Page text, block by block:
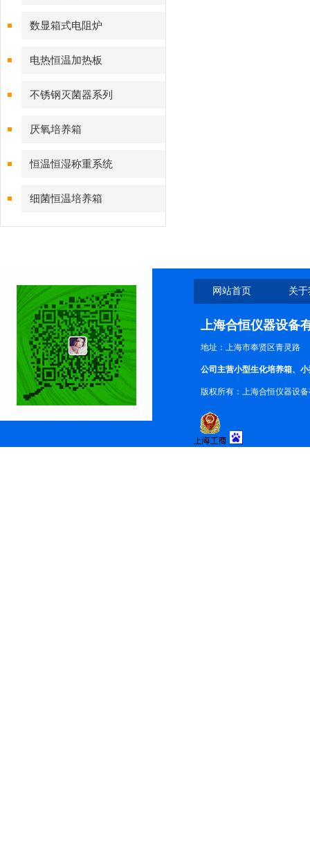
数显箱式电阻炉
电热恒温加热板
不锈钢灭菌器系列
厌氧培养箱
恒温恒湿称重系统
细菌恒温培养箱
网站首页 关
上海合恒仪器设备
地址：上海市奉贤区青灵路
公司主营小型生化培养箱、
版权所有：上海合恒仪器设